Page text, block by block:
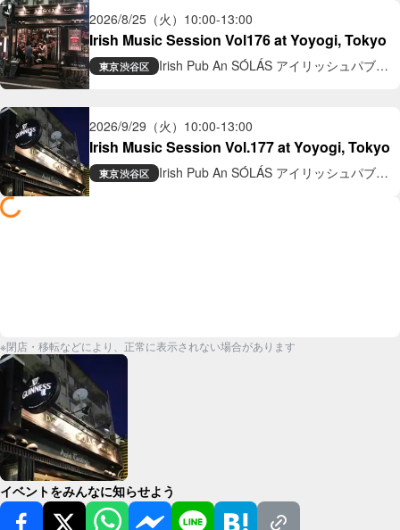
2026/8/25（火） 10:00-13:00
Irish Music Session Vol176 at Yoyogi, Tokyo
東京渋谷区
Irish Pub An SÓLÁS アイリッシュパブ
2026/9/29（火） 10:00-13:00
Irish Music Session Vol.177 at Yoyogi, Tokyo
東京渋谷区
Irish Pub An SÓLÁS アイリッシュパブ
※閉店・移転などにより、正常に表示されない場合があります
イベントをみんなに知らせよう